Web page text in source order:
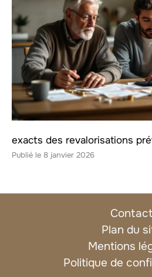
exacts des revalorisations
8 janvier 2026
Contact
Plan du
Mentions
Politique de